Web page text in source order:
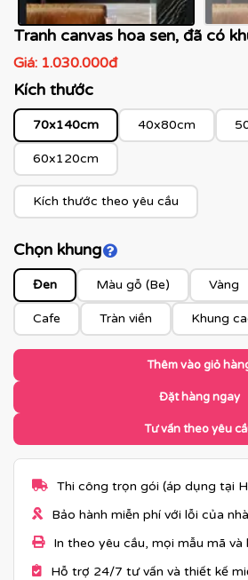
Tranh canvas hoa sen, đã có
Giá: 1.030.000đ
Kích thước
70x140cm 40x80cm
60x120cm
Kích thước theo yêu cầu
Chọn khungClick để xem màu
Đen Màu gỗ (Be) Vàng
Cafe Tràn viền Khung
Thêm vào giỏ
Đặt hàng ngay
Tư vấn theo yêu
Thi công trọn gói (áp dụng tại
Bảo hành miễn phí với lỗi của
In theo yêu cầu, mọi mẫu mã và
Hỗ trợ 24/7 tư vấn và thiết kế